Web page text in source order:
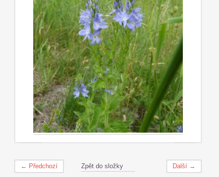
← Předchozí Další →
Zpět do složky